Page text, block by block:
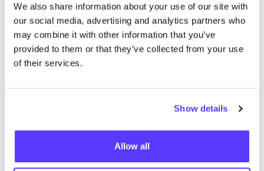
We also share information about your use of our site with
our social media, advertising and analytics partners who
may combine it with other information that you’ve
provided to them or that they’ve collected from your use
of their services.
Show details
Allow all